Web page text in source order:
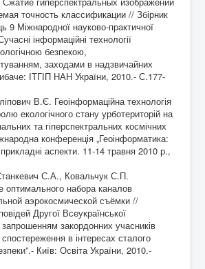
точность классификации // Збірник
9 Міжнародної науково-практичної
інформаційні технології
безпекою,
заходами в надзвичайних
ІТГІП НАН України, 2010.- С.177-
В.Є. Геоінформаційна технологія
екологічного стану урботериторій на
та гіперспектральних космічних
конференція „Геоінформатика:
аспекти. 11-14 травня 2010 р.,
С.А., Ковальчук С.П.
оптимального набора каналов
аэрокосмической съёмки //
Другої Всеукраїнської
запрошенням закордонних учасників
спостереження в інтересах сталого
Київ: Освіта України, 2010.-